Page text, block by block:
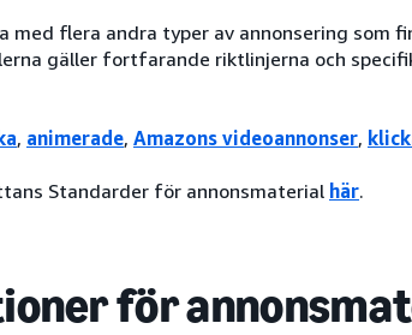
med flera andra typer av annonsering som
gäller fortfarande riktlinjerna och
, animerade, Amazons videoannonser,
Standarder för annonsmaterial här.
för